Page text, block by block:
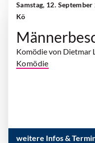
Samstag, 12.
Kö
Komödie von Dietmar
Komödie
weitere Infos &